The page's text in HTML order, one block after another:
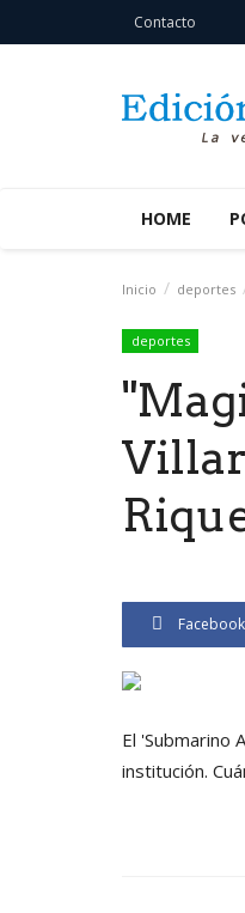
Contacto
HOME
Inicio deportes
deportes
Facebook
El 'Submarino
institución.